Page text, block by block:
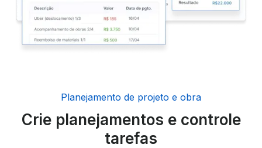
Planejamento de projeto e obra
Crie planejamentos e controle
tarefas